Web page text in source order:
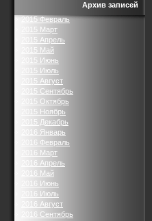
Архив записей
2015 Февраль
2015 Март
2015 Апрель
2015 Май
2015 Июнь
2015 Июль
2015 Август
2015 Сентябрь
2015 Октябрь
2015 Ноябрь
2015 Декабрь
2016 Январь
2016 Февраль
2016 Март
2016 Апрель
2016 Май
2016 Июнь
2016 Июль
2016 Август
2016 Сентябрь